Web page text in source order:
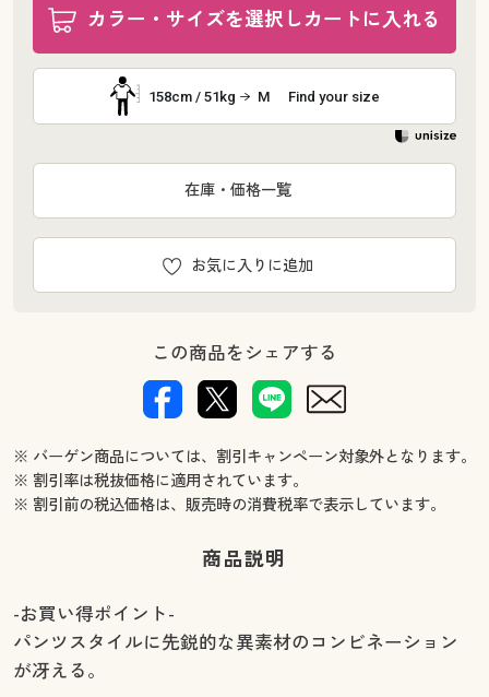
カラー・サイズを選択しカートに入れる
158cm / 51kg M Find your size
お気に入りに追加
在庫・価格一覧
この商品をシェアする
※ バーゲン商品については、割引キャンペーン対象外となります。
※ 割引率は税抜価格に適用されています。
※ 割引前の税込価格は、販売時の消費税率で表示しています。
商品説明
-お買い得ポイント-
パンツスタイルに先鋭的な異素材のコンビネーション
が冴える。